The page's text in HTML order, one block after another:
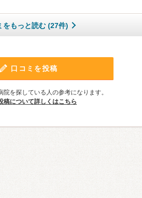
をもっと読む (27件)
口コミを投稿
院を探している人の参考になります。
稿について詳しくはこちら